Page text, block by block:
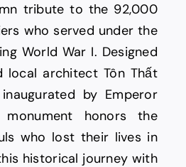
tribute to the 92,000
who served under the
World War I. Designed
local architect Tôn Thất
by Emperor
honors the
who lost their lives in
historical journey with